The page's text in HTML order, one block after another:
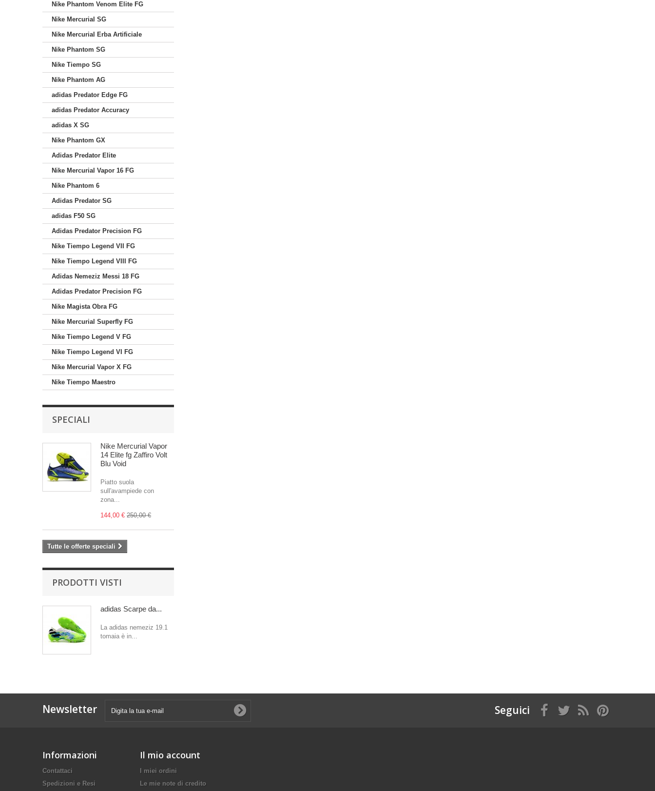
Nike Phantom Venom Elite FG
Nike Mercurial SG
Nike Mercurial Erba Artificiale
Nike Phantom SG
Nike Tiempo SG
Nike Phantom AG
adidas Predator Edge FG
adidas Predator Accuracy
adidas X SG
Nike Phantom GX
Adidas Predator Elite
Nike Mercurial Vapor 16 FG
Nike Phantom 6
Adidas Predator SG
adidas F50 SG
Adidas Predator Precision FG
Nike Tiempo Legend VII FG
Nike Tiempo Legend VIII FG
Adidas Nemeziz Messi 18 FG
Adidas Predator Precision FG
Nike Magista Obra FG
Nike Mercurial Superfly FG
Nike Tiempo Legend V FG
Nike Tiempo Legend VI FG
Nike Mercurial Vapor X FG
Nike Tiempo Maestro
SPECIALI
Nike Mercurial Vapor
14 Elite fg Zaffiro Volt
Blu Void
Piatto suola
sull'avampiede con
zona...
144,00 € 250,00 €
Tutte le offerte speciali
PRODOTTI VISTI
adidas Scarpe da...
La adidas nemeziz 19.1
tomaia è in...
Newsletter Seguici
Informazioni
Contattaci
Spedizioni e Resi
Il mio account
I miei ordini
Le mie note di credito